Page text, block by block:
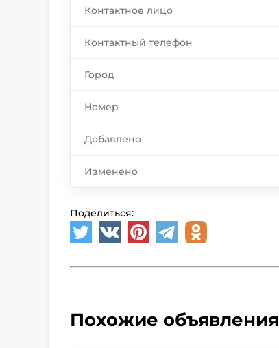
Контактное лицо
Контактный телефон
Город
Номер
Добавлено
Изменено
Поделиться:
Похожие объявления